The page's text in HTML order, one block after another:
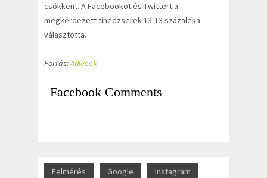
csökkent. A Facebookot és Twittert a
megkérdezett tinédzserek 13-13 százaléka
választotta.
Forrás:Adweek
Facebook Comments
Felmérés Google Instagram